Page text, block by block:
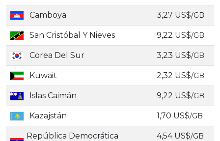
Camboya 3,27 US$/GB
San Cristóbal Y Nieves 9,22 US$/GB
Corea Del Sur 3,23 US$/GB
Kuwait 2,32 US$/GB
Islas Caimán 9,22 US$/GB
Kazajstán 1,70 US$/GB
República Democrática
4,54 US$/GB